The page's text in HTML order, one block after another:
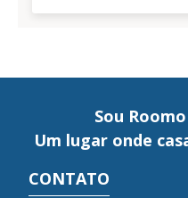
Sou
Um lugar onde
CONTATO